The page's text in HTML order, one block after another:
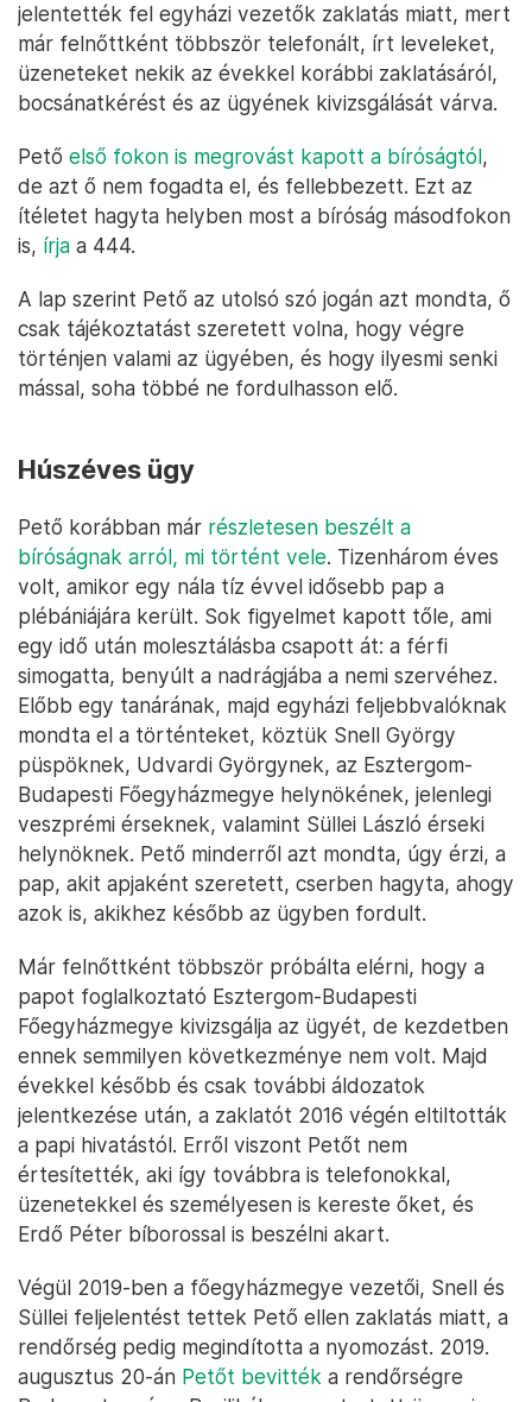
jelentették fel egyházi vezetők zaklatás miatt, mert
már felnőttként többször telefonált, írt leveleket,
üzeneteket nekik az évekkel korábbi zaklatásáról,
bocsánatkérést és az ügyének kivizsgálását várva.
Pető első fokon is megrovást kapott a bíróságtól,
de azt ő nem fogadta el, és fellebbezett. Ezt az
ítéletet hagyta helyben most a bíróság másodfokon
is, írja a 444.
A lap szerint Pető az utolsó szó jogán azt mondta, ő
csak tájékoztatást szeretett volna, hogy végre
történjen valami az ügyében, és hogy ilyesmi senki
mással, soha többé ne fordulhasson elő.
Húszéves ügy
Pető korábban már részletesen beszélt a
bíróságnak arról, mi történt vele. Tizenhárom éves
volt, amikor egy nála tíz évvel idősebb pap a
plébániájára került. Sok figyelmet kapott tőle, ami
egy idő után molesztálásba csapott át: a férfi
simogatta, benyúlt a nadrágjába a nemi szervéhez.
Előbb egy tanárának, majd egyházi feljebbvalóknak
mondta el a történteket, köztük Snell György
püspöknek, Udvardi Györgynek, az Esztergom-
Budapesti Főegyházmegye helynökének, jelenlegi
veszprémi érseknek, valamint Süllei László érseki
helynöknek. Pető minderről azt mondta, úgy érzi, a
pap, akit apjaként szeretett, cserben hagyta, ahogy
azok is, akikhez később az ügyben fordult.
Már felnőttként többször próbálta elérni, hogy a
papot foglalkoztató Esztergom-Budapesti
Főegyházmegye kivizsgálja az ügyét, de kezdetben
ennek semmilyen következménye nem volt. Majd
évekkel később és csak további áldozatok
jelentkezése után, a zaklatót 2016 végén eltiltották
a papi hivatástól. Erről viszont Petőt nem
értesítették, aki így továbbra is telefonokkal,
üzenetekkel és személyesen is kereste őket, és
Erdő Péter bíborossal is beszélni akart.
Végül 2019-ben a főegyházmegye vezetői, Snell és
Süllei feljelentést tettek Pető ellen zaklatás miatt, a
rendőrség pedig megindította a nyomozást. 2019.
augusztus 20-án Petőt bevitték a rendőrségre